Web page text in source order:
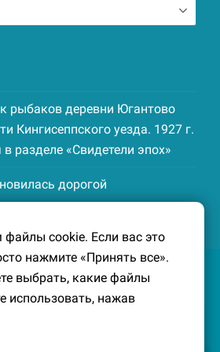
рыбаков деревни Югантово
Кингисеппского уезда. 1927 г.
разделе «Свидетели эпох»
дорогой
Кингисеппского уезда. 1926-
в разделе «Свидетели
cookie. Если вас это
нажмите «Принять все».
выбрать, какие файлы
использовать, нажав